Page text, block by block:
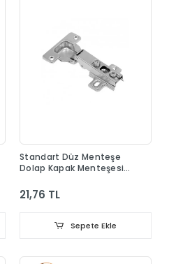
Standart Düz Menteşe
Dolap Kapak Menteşesi
21,76 TL
Sepete Ekle